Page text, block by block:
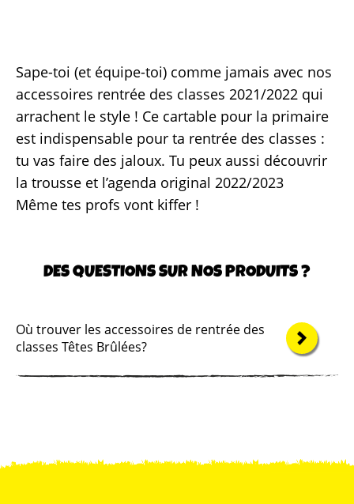
Sape-toi (et équipe-toi) comme jamais avec nos
accessoires rentrée des classes 2021/2022 qui
arrachent le style ! Ce cartable pour la primaire
est indispensable pour ta rentrée des classes :
tu vas faire des jaloux. Tu peux aussi découvrir
la trousse et l’agenda original 2022/2023
Même tes profs vont kiffer !
DES QUESTIONS SUR NOS PRODUITS ?
Où trouver les accessoires de rentrée des
classes Têtes Brûlées?